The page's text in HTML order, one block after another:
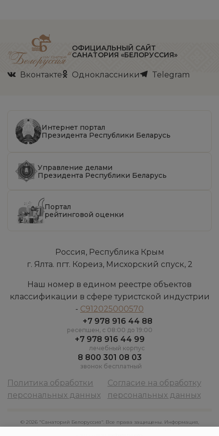
ОФИЦИАЛЬНЫЙ САЙТ
САНАТОРИЯ «БЕЛОРУССИЯ»
Вконтакте Одноклассники Telegram
Интернет портал
Президента Республики Беларусь
Управление делами
Президента Республики Беларусь
Портал
рейтинговой оценки
Россия, Республика Крым
г. Ялта. пгт. Кореиз, Мисхорский спуск, 2
Наш номер в едином реестре объектов
классификации в сфере туристской индустрии
- С912025000570
+7 978 916 44 88
ресепшен, c 08:00 до 19:00
+7 978 916 44 99
лечебный корпус
8 800 301 08 03
звонок бесплатный
Политика обработки
персональных данных
Согласие на обработку
персональных данных
© 2026 "Санаторий Белоруссия". Все права защищены. Информация,
размещенная на сайте, не является публичной офертой